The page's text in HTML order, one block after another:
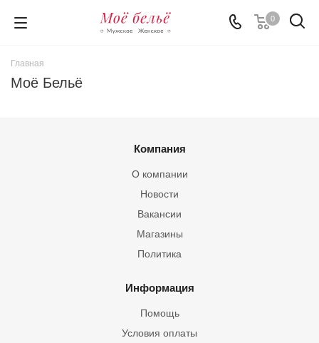
0
Главная
Моё Бельё
Компания
О компании
Новости
Вакансии
Магазины
Политика
Информация
Помощь
Условия оплаты